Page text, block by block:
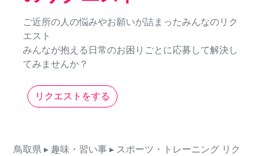
ご近所の人の悩みやお願いが詰まったみんなのリク
エスト
みんなが抱える日常のお困りごとに応募して解決し
てみませんか？
リクエストをする
鳥取県 ▸ 趣味・習い事 ▸ スポーツ・トレーニング リク